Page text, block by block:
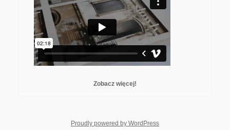
Zobacz więcej!
Proudly powered by WordPresswhois: Nuno Sarmento